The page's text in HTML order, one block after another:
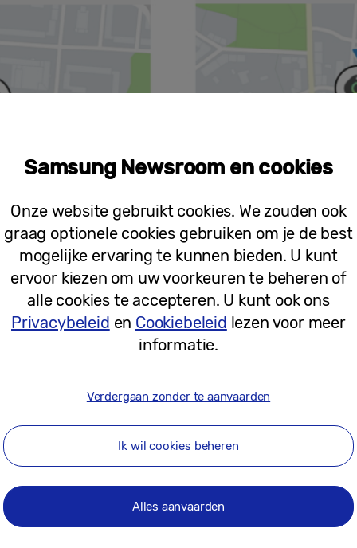
Samsung Newsroom en cookies
Onze website gebruikt cookies. We zouden ook
graag optionele cookies gebruiken om je de best
mogelijke ervaring te kunnen bieden. U kunt
ervoor kiezen om uw voorkeuren te beheren of
alle cookies te accepteren. U kunt ook ons
Privacybeleid en Cookiebeleid lezen voor meer
informatie.
Verdergaan zonder te aanvaarden
Ik wil cookies beheren
Alles aanvaarden